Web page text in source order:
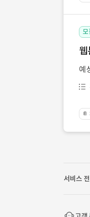
모
예
📔
서비스